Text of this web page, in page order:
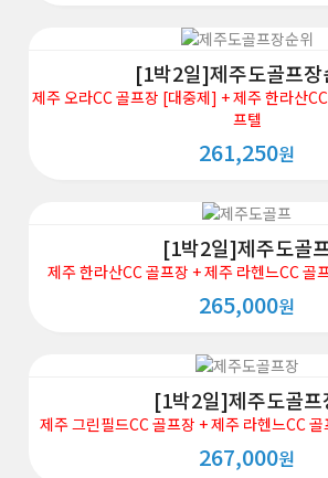
[1박2일]제주도골프장
제주 오라CC 골프장 [대중제] + 제주 한라산
프텔
261,250원
[1박2일]제주도골
제주 한라산CC 골프장 + 제주 라헨느CC 골
265,000원
[1박2일]제주도골프
제주 그린필드CC 골프장 + 제주 라헨느CC
267,000원